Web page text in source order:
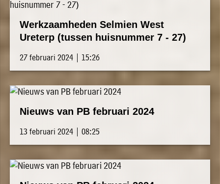
Werkzaamheden Selmien West
Ureterp (tussen huisnummer 7 - 27)
27 februari 2024 | 15:26
Nieuws van PB februari 2024
13 februari 2024 | 08:25